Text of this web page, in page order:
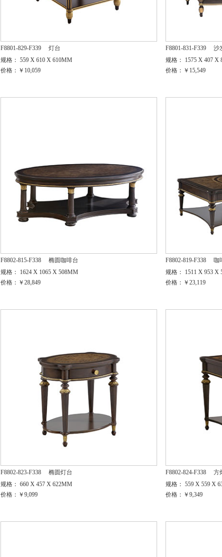
F8801-829-F339
灯台
规格： 559 X 610 X 610MM
价格：￥10,059
F8801-831-F339
沙
规格： 1575 X 407 X
价格：￥15,549
F8802-815-F338
椭圆咖啡台
规格： 1624 X 1065 X 508MM
价格：￥28,849
F8802-819-F338
咖
规格： 1511 X 953 X
价格：￥23,119
F8802-823-F338
椭圆灯台
规格： 660 X 457 X 622MM
价格：￥9,099
F8802-824-F338
方
规格： 559 X 559 X
价格：￥9,349